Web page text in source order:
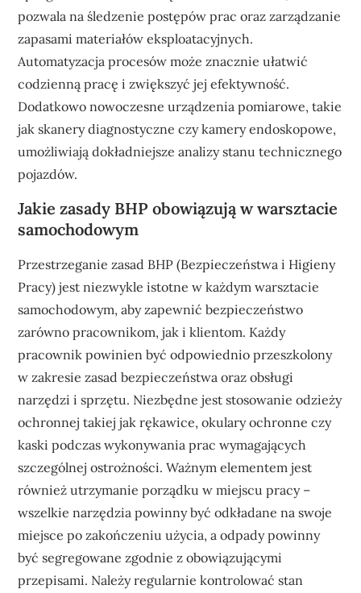
pozwala na śledzenie postępów prac oraz zarządzanie
zapasami materiałów eksploatacyjnych.
Automatyzacja procesów może znacznie ułatwić
codzienną pracę i zwiększyć jej efektywność.
Dodatkowo nowoczesne urządzenia pomiarowe, takie
jak skanery diagnostyczne czy kamery endoskopowe,
umożliwiają dokładniejsze analizy stanu technicznego
pojazdów.
Jakie zasady BHP obowiązują w warsztacie
samochodowym
Przestrzeganie zasad BHP (Bezpieczeństwa i Higieny
Pracy) jest niezwykle istotne w każdym warsztacie
samochodowym, aby zapewnić bezpieczeństwo
zarówno pracownikom, jak i klientom. Każdy
pracownik powinien być odpowiednio przeszkolony
w zakresie zasad bezpieczeństwa oraz obsługi
narzędzi i sprzętu. Niezbędne jest stosowanie odzieży
ochronnej takiej jak rękawice, okulary ochronne czy
kaski podczas wykonywania prac wymagających
szczególnej ostrożności. Ważnym elementem jest
również utrzymanie porządku w miejscu pracy –
wszelkie narzędzia powinny być odkładane na swoje
miejsce po zakończeniu użycia, a odpady powinny
być segregowane zgodnie z obowiązującymi
przepisami. Należy regularnie kontrolować stan